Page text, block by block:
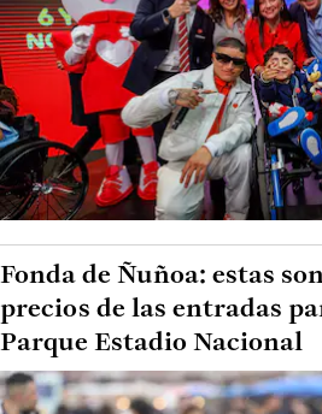
Fonda de Ñuñoa: estas
precios de las entradas
Parque Estadio Nacional